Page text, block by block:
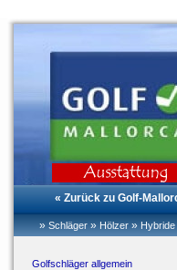
« Zurück zu Golf-
» Schläger » Hölzer » Hybride
Golfschläger allgemein